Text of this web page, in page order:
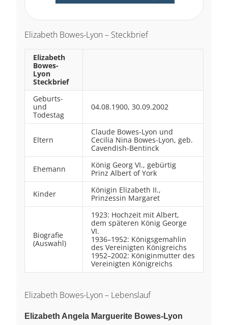
Elizabeth Bowes-Lyon – Steckbrief
Elizabeth
Bowes-
Lyon
Steckbrief
Geburts-
und
Todestag
04.08.1900, 30.09.2002
Eltern
Claude Bowes-Lyon und
Cecilia Nina Bowes-Lyon, geb.
Cavendish-Bentinck
Ehemann
König Georg VI., gebürtig
Prinz Albert of York
Kinder
Königin Elizabeth II.,
Prinzessin Margaret
Biografie
(Auswahl)
1923: Hochzeit mit Albert,
dem späteren König George
VI.
1936–1952: Königsgemahlin
des Vereinigten Königreichs
1952–2002: Königinmutter des
Vereinigten Königreichs
Elizabeth Bowes-Lyon – Lebenslauf
Elizabeth Angela Marguerite Bowes-Lyon